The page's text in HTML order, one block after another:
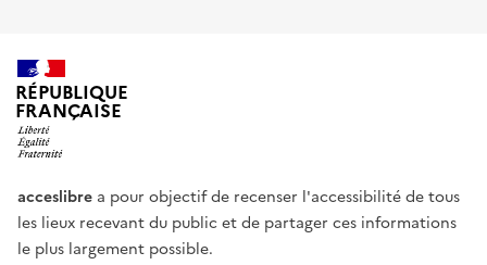
RÉPUBLIQUE
FRANÇAISE
acceslibre a pour objectif de recenser l'accessibilité de tous
les lieux recevant du public et de partager ces informations
le plus largement possible.